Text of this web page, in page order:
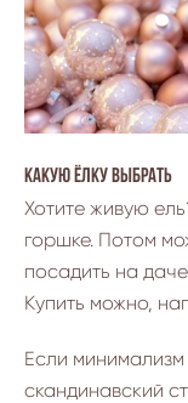
Какую ёлку выбрать
Хотите живую
горшке. Потом
посадить на
Купить можно,
Если
скандинавский